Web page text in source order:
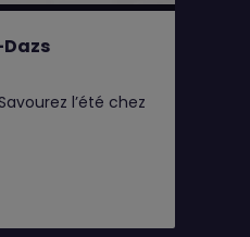
l’été chez